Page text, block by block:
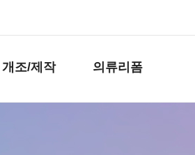
조/제작 의류리폼